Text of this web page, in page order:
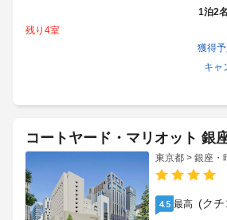
1泊2
残り4室
獲得
キャ
コートヤード・マリオット 銀
東京都 > 銀座・
4.5 最高 (クチ